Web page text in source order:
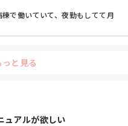
で働いていて、夜勤もしてて月
と見る
ュアルが欲しい